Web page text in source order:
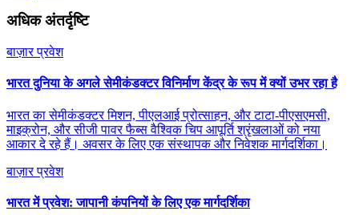
अधिक अंतर्दृष्टि
बाज़ार प्रवेश
भारत दुनिया के अगले सेमीकंडक्टर विनिर्माण केंद्र के रूप में क्यों उभर रहा है
भारत का सेमीकंडक्टर मिशन, पीएलआई प्रोत्साहन, और टाटा-पीएसएमसी,
माइक्रोन, और सीजी पावर फैब्स वैश्विक चिप आपूर्ति श्रृंखलाओं को नया
आकार दे रहे हैं। अवसर के लिए एक संस्थापक और निवेशक मार्गदर्शिका।
बाज़ार प्रवेश
भारत में प्रवेश: जापानी कंपनियों के लिए एक मार्गदर्शिका